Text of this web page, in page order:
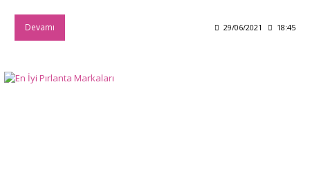
Devamı 29/06/2021 18:45